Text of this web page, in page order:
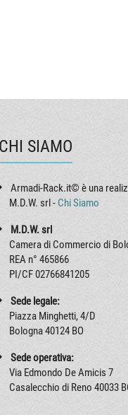
CHI SIAMO
Armadi-Rack.it© è una
M.D.W. srl - Chi Siamo
M.D.W. srl
Camera di Commercio di
REA n° 465866
PI/CF 02766841205
Sede legale:
Piazza Minghetti, 4/D
Bologna 40124 BO
Sede operativa:
Via Edmondo De Amicis 7
Casalecchio di Reno 40033